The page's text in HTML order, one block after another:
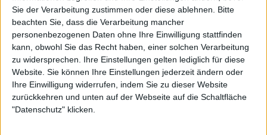
Sie der Verarbeitung zustimmen oder diese ablehnen.
Bitte
beachten Sie, dass die Verarbeitung mancher
personenbezogenen Daten ohne Ihre Einwilligung stattfinden
kann, obwohl Sie das Recht haben, einer solchen Verarbeitung
zu widersprechen. Ihre Einstellungen gelten lediglich für diese
Website. Sie können Ihre Einstellungen jederzeit ändern oder
Ihre Einwilligung widerrufen, indem Sie zu dieser Website
zurückkehren und unten auf der Webseite auf die Schaltfläche
"Datenschutz" klicken.